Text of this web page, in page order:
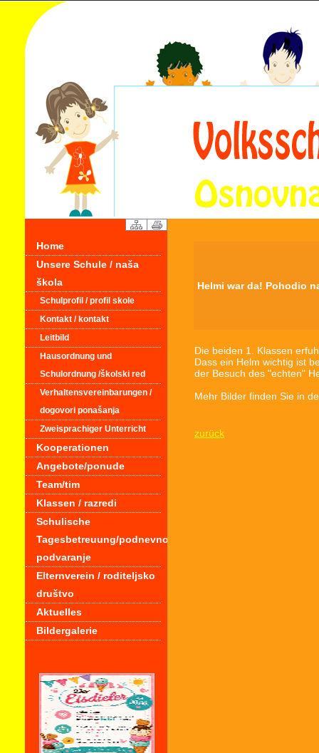
Home
Unsere Schule / naša
škola
Schulprofil / profil skole
Kontakt / kontakt
Leitbild
Hausordnung und
Schulordnung /školski red
Verhaltensvereinbarungen /
dogovori ponašanja
Zweisprachiger Unterricht
Kooperationen
Angebote/ponude
Team/tim
Klassen / razredi
Schulische
Tagesbetreuung/podnevno
podvaranje
Elternverein / roditeljsko
društvo
Aktuelles
Bildergalerie
Helmi war da! Pohodio
Die beiden 1. Klassen
Dass ein Helm wichtig ist
der Besuch des "echten"
Mehr Bilder finden Sie in
zurück